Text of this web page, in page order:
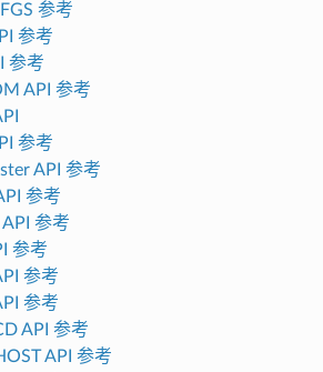
参考
参考
参考
API 参考
参考
API 参考
参考
参考
参考
参考
参考
API 参考
API 参考